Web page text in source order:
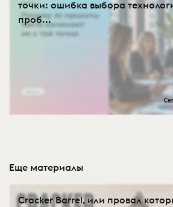
точки: ошибка выбора
проб...
Еще материалы
Cracker Barrel, или провал